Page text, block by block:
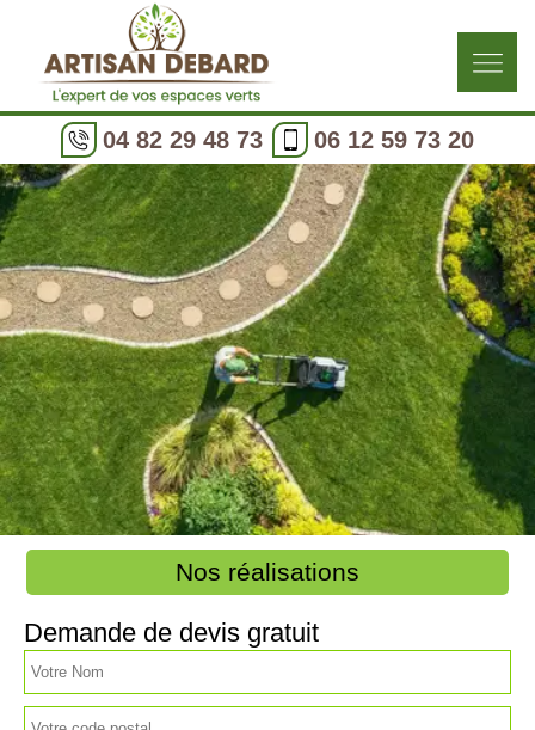
04 82 29 48 73 06 12 59 73 20
Nos réalisations
Demande de devis gratuit